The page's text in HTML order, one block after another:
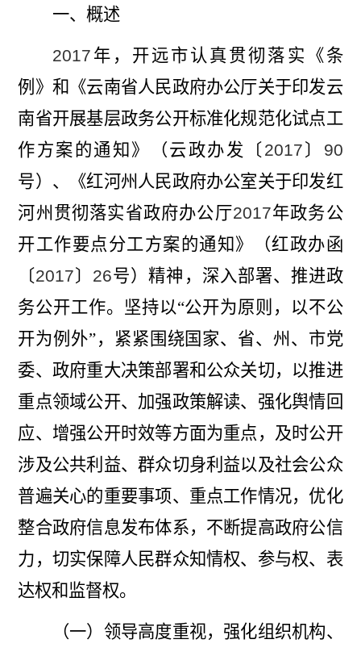
一、概述
2017 年，开远市认真贯彻落实《条
例》和《云南省人民政府办公厅关于印发云
南省开展基层政务公开标准化规范化试点工
作方案的通知》（云政办发〔 2017 〕 90
号） 、《红河州人民政府办公室关于印发红
河州贯彻落实省政府办公厅2017年政务公
开工作要点分工方案的通知》（红政办函
〔2017〕 26号）精神，深入部署、推进政
务公开工作。坚持以“公开为原则，以不公
开为例外”，紧紧围绕国家、省、州、市党
委、政府重大决策部署和公众关切，以推进
重点领域公开、加强政策解读、强化舆情回
应、增强公开时效等方面为重点，及时公开
涉及公共利益、群众切身利益以及社会公众
普遍关心的重要事项、重点工作情况，优化
整合政府信息发布体系，不断提高政府公信
力，切实保障人民群众知情权、参与权、表
达权和监督权。
（一）领导高度重视，强化组织机构、